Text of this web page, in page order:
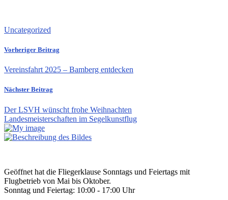
Uncategorized
Vorheriger Beitrag
Vereinsfahrt 2025 – Bamberg entdecken
Nächster Beitrag
Der LSVH wünscht frohe Weihnachten
Landesmeisterschaften im Segelkunstflug
Geöffnet hat die Fliegerklause Sonntags und Feiertags mit
Flugbetrieb von Mai bis Oktober.
Sonntag und Feiertag: 10:00 - 17:00 Uhr